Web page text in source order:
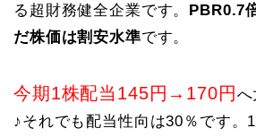
る超財務健全企業です。 PBR0.7
だ株価は割安水準です。
今期1株配当145円→170円 へ
♪それでも配当性向は30％です。